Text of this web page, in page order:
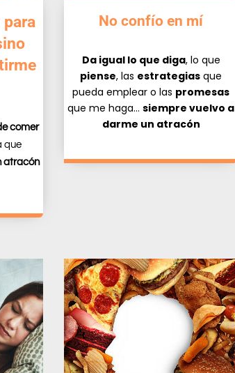
comer
que
atracón
No confío en mí
Da igual lo que diga, lo que
piense, las estrategias que
pueda emplear o las promesas
que me haga… siempre vuelvo a
darme un atracón